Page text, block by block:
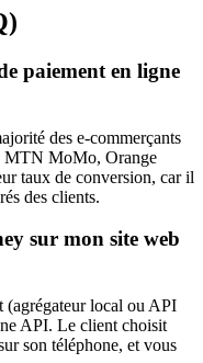
paiement en ligne
des e-commerçants
MTN MoMo, Orange
taux de conversion, car il
des clients.
sur mon site web
(agrégateur local ou API
API. Le client choisit
son téléphone, et vous